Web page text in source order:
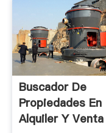
Buscador De
Propiedades En
Alquiler Y